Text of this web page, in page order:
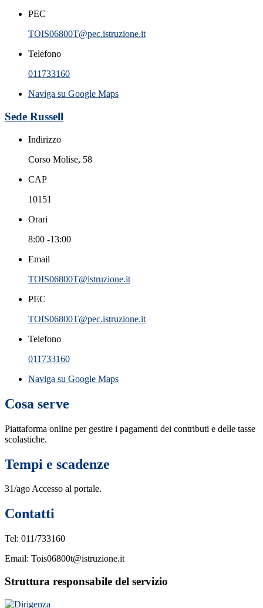
PEC
TOIS06800T@pec.istruzione.it
Telefono
011733160
Naviga su Google Maps
Sede Russell
Indirizzo
Corso Molise, 58
CAP
10151
Orari
8:00 -13:00
Email
TOIS06800T@istruzione.it
PEC
TOIS06800T@pec.istruzione.it
Telefono
011733160
Naviga su Google Maps
Cosa serve
Piattaforma online per gestire i pagamenti dei contributi e delle tasse
scolastiche.
Tempi e scadenze
31/ago Accesso al portale.
Contatti
Tel: 011/733160
Email: Tois06800t@istruzione.it
Struttura responsabile del servizio